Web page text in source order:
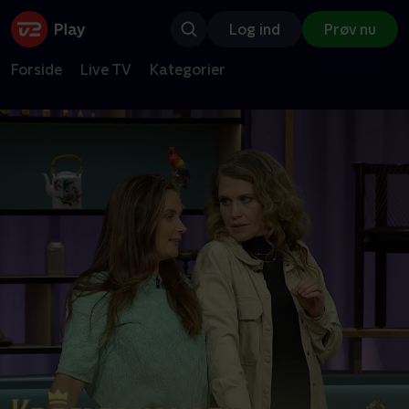
Log ind Prøv nu
Forside Live TV Kategorier